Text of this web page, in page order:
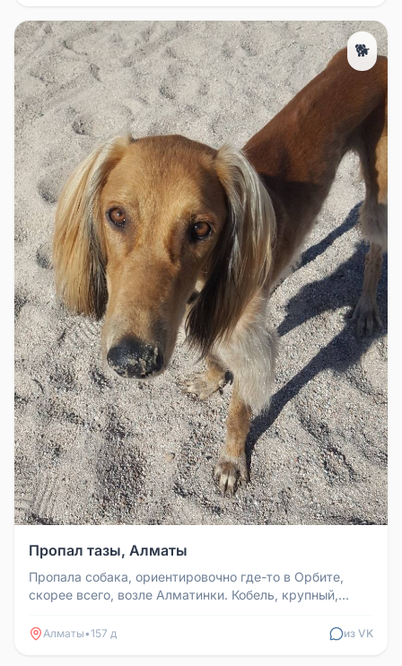
🐕
Пропал тазы, Алматы
Пропала собака, ориентировочно где-то в Орбите,
скорее всего, возле Алматинки. Кобель, крупный,
Алматы•157 д из VK